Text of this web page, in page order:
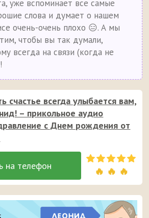
уже вспоминает все самые
слова и думает о нашем
очень-очень плохо 😑. А мы
чтобы вы так думали,
всегда на связи (когда не
счастье всегда улыбается вам,
– прикольное аудио
с Днем рождения от
🔥 🔥 🔥